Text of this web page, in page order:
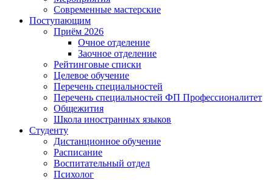
Современные мастерские
Поступающим
Приём 2026
Очное отделение
Заочное отделение
Рейтинговые списки
Целевое обучение
Перечень специальностей
Перечень специальностей ФП Профессионалитет
Общежития
Школа иностранных языков
Студенту
Дистанционное обучение
Расписание
Воспитательный отдел
Психолог